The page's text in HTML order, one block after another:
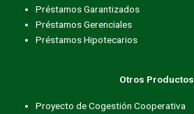
Préstamos Garantizados
Préstamos Gerenciales
Préstamos Hipotecarios
Otros Productos
Proyecto de Cogestión Cooperativa